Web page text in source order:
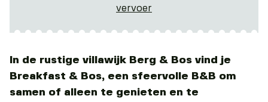
vervoer
In de rustige villawijk Berg & Bos vind je
Breakfast & Bos, een sfeervolle B&B om
samen of alleen te genieten en te